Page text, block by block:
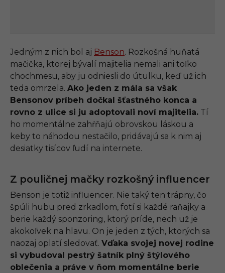
Jedným z nich bol aj Benson. Rozkošná huňatá
mačička, ktorej bývalí majitelia nemali ani toľko
chochmesu, aby ju odniesli do útulku, keď už ich
teda omrzela. Ako jeden z mála sa však
Bensonov príbeh dočkal šťastného konca a
rovno z ulice si ju adoptovali noví majitelia. Tí
ho momentálne zahŕňajú obrovskou láskou a
keby to náhodou nestačilo, pridávajú sa k nim aj
desiatky tisícov ľudí na internete.
Z pouličnej mačky rozkošný influencer
Benson je totiž influencer. Nie taký ten trápny, čo
špúli hubu pred zrkadlom, fotí si každé raňajky a
berie každý sponzoring, ktorý príde, nech už je
akokoľvek na hlavu. On je jeden z tých, ktorých sa
naozaj oplatí sledovať. Vďaka svojej novej rodine
si vybudoval pestrý šatník plný štýlového
oblečenia a práve v ňom momentálne berie